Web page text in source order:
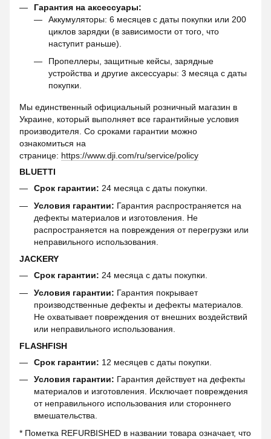
Гарантия на аксессуары:
Аккумуляторы: 6 месяцев с даты покупки или 200
циклов зарядки (в зависимости от того, что
наступит раньше).
Пропеллеры, защитные кейсы, зарядные
устройства и другие аксессуары: 3 месяца с даты
покупки.
Мы единственный официальный розничный магазин в
Украине, который выполняет все гарантийные условия
производителя. Со сроками гарантии можно
ознакомиться на
странице: https://www.dji.com/ru/service/policy
BLUETTI
Срок гарантии: 24 месяца с даты покупки.
Условия гарантии: Гарантия распространяется на
дефекты материалов и изготовления. Не
распространяется на повреждения от перегрузки или
неправильного использования.
JACKERY
Срок гарантии: 24 месяца с даты покупки.
Условия гарантии: Гарантия покрывает
производственные дефекты и дефекты материалов.
Не охватывает повреждения от внешних воздействий
или неправильного использования.
FLASHFISH
Срок гарантии: 12 месяцев с даты покупки.
Условия гарантии: Гарантия действует на дефекты
материалов и изготовления. Исключает повреждения
от неправильного использования или стороннего
вмешательства.
* Пометка REFURBISHED в названии товара означает, что